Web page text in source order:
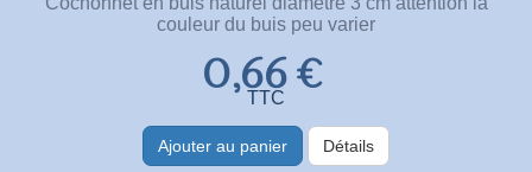
couleur du buis peu varier
0,66 €
TTC
Ajouter au panier Détails